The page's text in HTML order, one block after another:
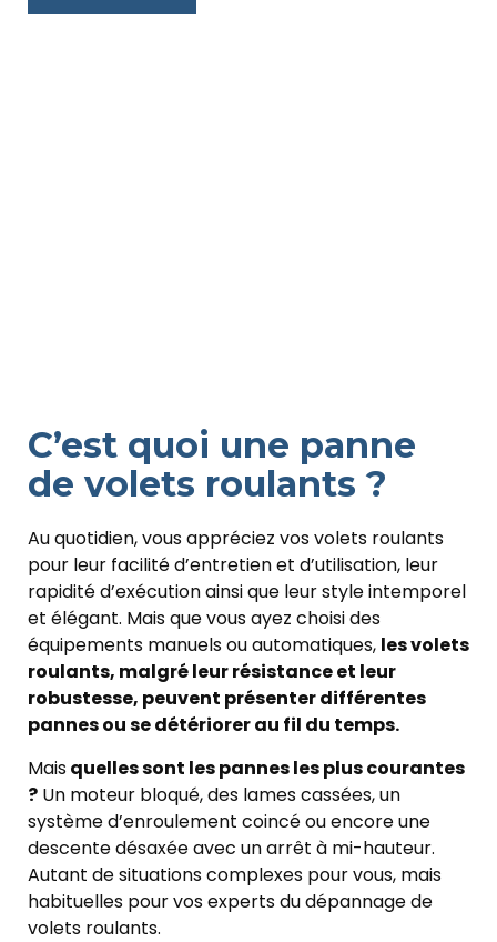
C’est quoi une panne
de volets roulants ?
Au quotidien, vous appréciez vos volets roulants
pour leur facilité d’entretien et d’utilisation, leur
rapidité d’exécution ainsi que leur style intemporel
et élégant. Mais que vous ayez choisi des
équipements manuels ou automatiques, les volets
roulants, malgré leur résistance et leur
robustesse, peuvent présenter différentes
pannes ou se détériorer au fil du temps.
Maisquelles sont les pannes les plus courantes
? Un moteur bloqué, des lames cassées, un
système d’enroulement coincé ou encore une
descente désaxée avec un arrêt à mi-hauteur.
Autant de situations complexes pour vous, mais
habituelles pour vos experts du dépannage de
volets roulants.